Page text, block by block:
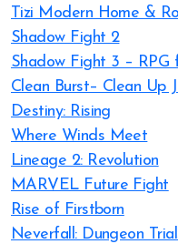
Tizi Modern Home &
Shadow Fight 2
Shadow Fight 3 – RPG
Clean Burst– Clean Up
Destiny: Rising
Where Winds Meet
Lineage 2: Revolution
MARVEL Future Fight
Rise of Firstborn
Neverfall: Dungeon